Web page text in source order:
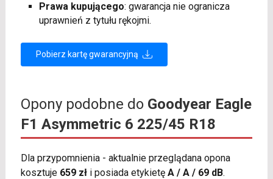
Prawa kupującego: gwarancja nie ogranicza
uprawnień z tytułu rękojmi.
Pobierz kartę gwarancyjną
Opony podobne do Goodyear Eagle
F1 Asymmetric 6 225/45 R18
Dla przypomnienia - aktualnie przeglądana opona
kosztuje 659 złi posiada etykietę A / A / 69 dB.